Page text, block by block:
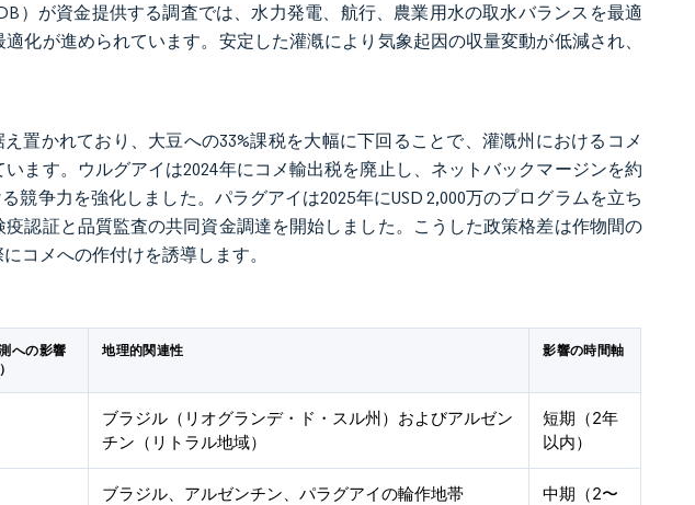
）が資金提供する調査では、水力発電、航行、農業用水の取水バランスを最適
化が進められています。安定した灌漑により気象起因の収量変動が低減され、
置かれており、大豆への33%課税を大幅に下回ることで、灌漑州におけるコメ
ます。ウルグアイは2024年にコメ輸出税を廃止し、ネットバックマージンを約
競争力を強化しました。パラグアイは2025年にUSD 2,000万のプログラムを立ち
認証と品質監査の共同資金調達を開始しました。こうした政策格差は作物間の
コメへの作付けを誘導します。
への影響
地理的関連性 影響の時間軸
ブラジル（リオグランデ・ド・スル州）およびアルゼン
チン（リトラル地域）
短期（2年
以内）
ブラジル、アルゼンチン、パラグアイの輪作地帯
中期（2〜